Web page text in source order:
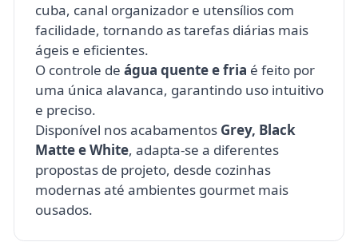
cuba, canal organizador e utensílios com
facilidade, tornando as tarefas diárias mais
ágeis e eficientes.
O controle de água quente e fria é feito por
uma única alavanca, garantindo uso intuitivo
e preciso.
Disponível nos acabamentos Grey, Black
Matte e White, adapta-se a diferentes
propostas de projeto, desde cozinhas
modernas até ambientes gourmet mais
ousados.